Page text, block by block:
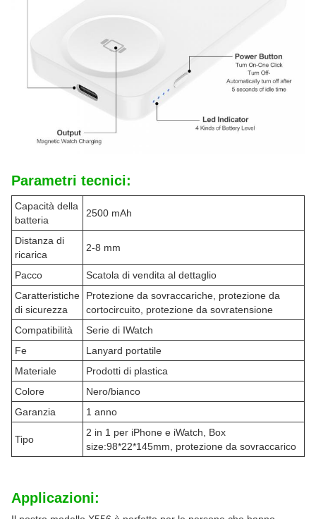
Parametri tecnici:
Capacità della
batteria
2500 mAh
Distanza di
ricarica
2-8 mm
Pacco
Scatola di vendita al dettaglio
Caratteristiche
di sicurezza
Protezione da sovraccariche, protezione da
cortocircuito, protezione da sovratensione
Compatibilità
Serie di IWatch
Fe
Lanyard portatile
Materiale
Prodotti di plastica
Colore
Nero/bianco
Garanzia
1 anno
Tipo
2 in 1 per iPhone e iWatch, Box
size:98*22*145mm, protezione da sovraccarico
Applicazioni: